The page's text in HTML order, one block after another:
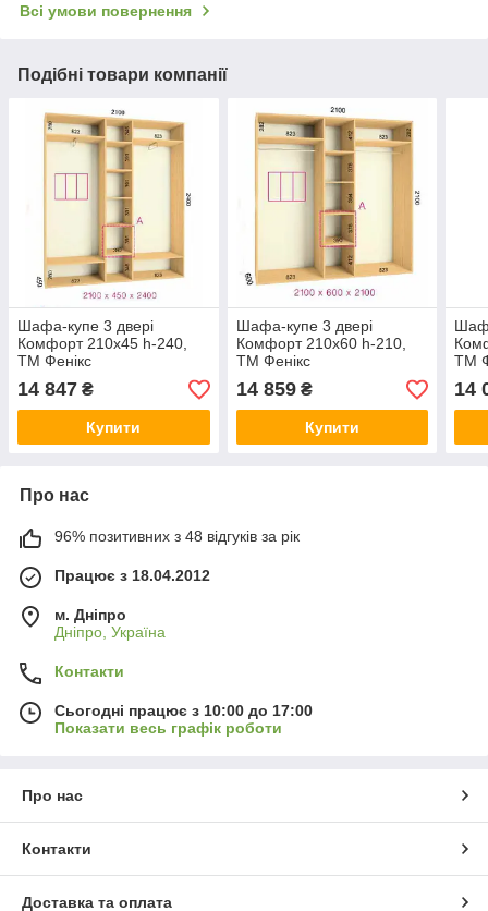
Всі умови повернення
Подібні товари компанії
Шафа-купе 3 двері
Комфорт 210х45 h-240,
ТМ Фенікс
14 847 ₴
Купити
Шафа-купе 3 двері
Комфорт 210х60 h-210,
ТМ Фенікс
14 859₴
Купити
ТМ
14
Про нас
96% позитивних з 48 відгуків за рік
Працює з 18.04.2012
м. Дніпро
Дніпро, Україна
Контакти
Сьогодні працює з 10:00 до 17:00
Показати весь графік роботи
Про нас
Контакти
Доставка та оплата